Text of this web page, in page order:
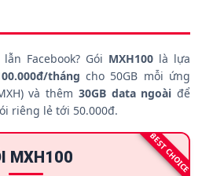
Facebook? Gói MXH100 là lựa
tháng cho 50GB mỗi ứng
và thêm 30GB data ngoài để
riêng lẻ tới 50.000đ.
BEST CHOICE
MXH100